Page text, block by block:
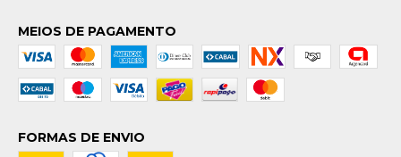
MEIOS DE PAGAMENTO
FORMAS DE ENVIO